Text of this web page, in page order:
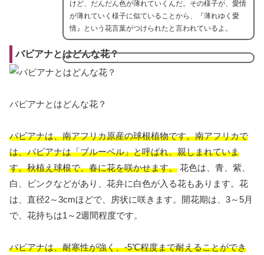
けど、だんだん色が薄れていくんだ。その様子が、愛情
が薄れていく様子に似ていることから、『薄れゆく愛
情』という花言葉がつけられたと言われているよ。
バビアナとはどんな花？
バビアナとはどんな花？
バビアナは、南アフリカ原産の球根植物です。南アフリカで
は、バビアナは「ブルーベル」と呼ばれ、親しまれていま
す。秋植え球根で、春に花を咲かせます。 花色は、青、紫、
白、ピンクなどがあり、花弁に白色が入る花もあります。花
は、直径2～3cmほどで、房状に咲きます。開花期は、3～5月
で、花持ちは1～2週間程度です。
バビアナは、耐寒性が強く、-5℃程度まで耐えることができ